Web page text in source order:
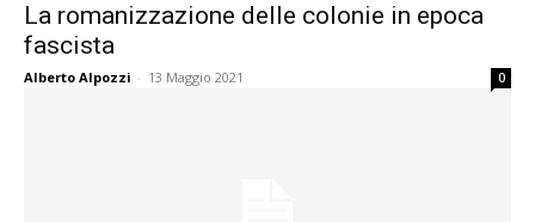
La romanizzazione delle colonie in epoca
fascista
Alberto Alpozzi - 13 Maggio 2021 0